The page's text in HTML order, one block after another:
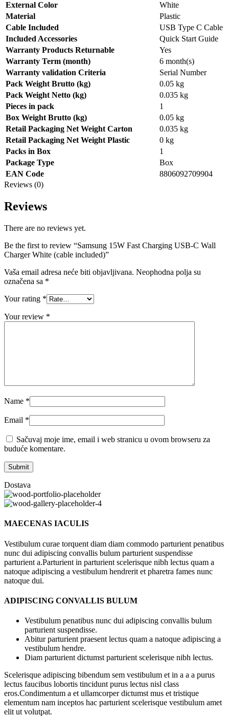
External Color
White
Material
Plastic
Cable Included
USB Type C Cable
Included Accessories
Quick Start Guide
Warranty Products Returnable
Yes
Warranty Term (month)
6 month(s)
Warranty validation Criteria
Serial Number
Pack Weight Brutto (kg)
0.05 kg
Pack Weight Netto (kg)
0.035 kg
Pieces in pack
1
Box Weight Brutto (kg)
0.05 kg
Retail Packaging Net Weight Carton
0.035 kg
Retail Packaging Net Weight Plastic
0 kg
Packs in Box
1
Package Type
Box
EAN Code
8806092709904
Reviews (0)
Reviews
There are no reviews yet.
Be the first to review “Samsung 15W Fast Charging USB-C Wall
Charger White (cable included)”
Vaša email adresa neće biti objavljivana. Neophodna polja su
označena sa *
Your rating *
Your review *
Name *
Email *
Sačuvaj moje ime, email i web stranicu u ovom browseru za
buduće komentare.
Dostava
MAECENAS IACULIS
Vestibulum curae torquent diam diam commodo parturient penatibus
nunc dui adipiscing convallis bulum parturient suspendisse
parturient a.Parturient in parturient scelerisque nibh lectus quam a
natoque adipiscing a vestibulum hendrerit et pharetra fames nunc
natoque dui.
ADIPISCING CONVALLIS BULUM
Vestibulum penatibus nunc dui adipiscing convallis bulum
parturient suspendisse.
Abitur parturient praesent lectus quam a natoque adipiscing a
vestibulum hendre.
Diam parturient dictumst parturient scelerisque nibh lectus.
Scelerisque adipiscing bibendum sem vestibulum et in a a a purus
lectus faucibus lobortis tincidunt purus lectus nisl class
eros.Condimentum a et ullamcorper dictumst mus et tristique
elementum nam inceptos hac parturient scelerisque vestibulum amet
elit ut volutpat.